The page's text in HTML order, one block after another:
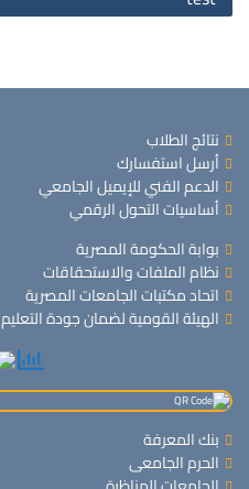
نتائج الطلاب
أرسل استفسارك
الدعم الفني للإيميل الجامعي
أساسيات التحول الرقمي
بوابة الحكومة المصرية
نظام الملفات والاستحقاقات
اتحاد مكتبات الجامعات المصرية
الهيئة القومية لضمان جودة التعليم
بنك المعرفة
الحرم الجامعى